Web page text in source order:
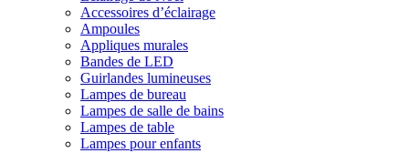
Accessoires d’éclairage
Ampoules
Appliques murales
Bandes de LED
Guirlandes lumineuses
Lampes de bureau
Lampes de salle de bains
Lampes de table
Lampes pour enfants